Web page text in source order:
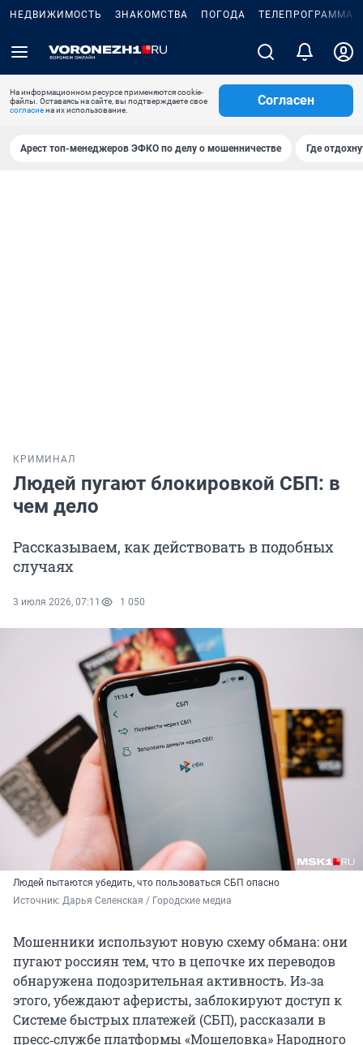
НЕДВИЖИМОСТЬ ЗНАКОМСТВА ПОГОДА ТЕЛЕПРОГРАММА
На информационном ресурсе применяются cookie-
файлы. Оставаясь на сайте, вы подтверждаете свое
согласиена их использование.
Согласен
Арест топ-менеджеров ЭФКО по делу о мошенничестве Где
КРИМИНАЛ
Людей пугают блокировкой СБП: в
чем дело
Рассказываем, как действовать в подобных
случаях
3 июля 2026, 07:11 1 050
Людей пытаются убедить, что пользоваться СБП опасно
Источник: Дарья Селенская / Городские медиа
Мошенники используют новую схему обмана: они
пугают россиян тем, что в цепочке их переводов
обнаружена подозрительная активность. Из‑за
этого, убеждают аферисты, заблокируют доступ к
Системе быстрых платежей (СБП), рассказали в
пресс‑службе платформы «Мошеловка» Народного